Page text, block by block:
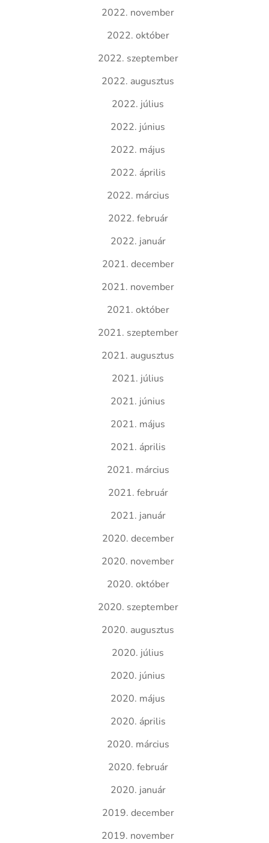
2022. november
2022. október
2022. szeptember
2022. augusztus
2022. július
2022. június
2022. május
2022. április
2022. március
2022. február
2022. január
2021. december
2021. november
2021. október
2021. szeptember
2021. augusztus
2021. július
2021. június
2021. május
2021. április
2021. március
2021. február
2021. január
2020. december
2020. november
2020. október
2020. szeptember
2020. augusztus
2020. július
2020. június
2020. május
2020. április
2020. március
2020. február
2020. január
2019. december
2019. november